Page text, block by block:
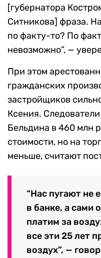
[губернатора
Ситникова] фраза.
по факту-то? По
невозможно”, —
При этом
гражданских
застройщиков
Ксения.
Бельдина в 460 млн
стоимости, но на
меньше, считают
“Нас пугают не
в банке, а сами
платим за
все эти 25 лет
воздух”, —